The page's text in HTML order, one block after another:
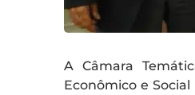
A Câmara
Econômico e